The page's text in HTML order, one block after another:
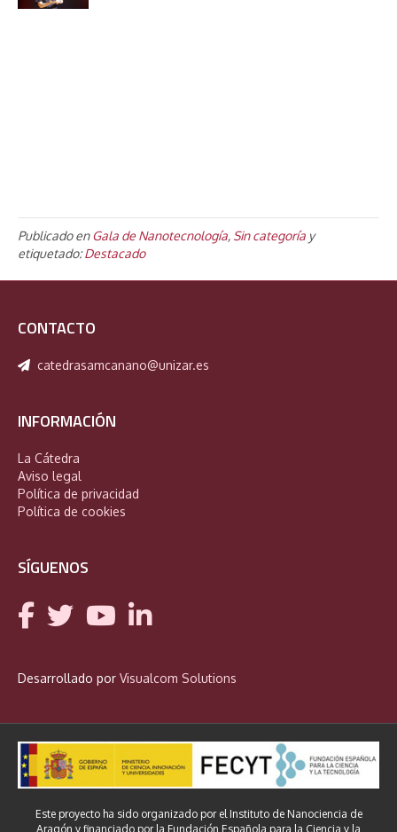
Publicado enGala de Nanotecnología, Sin categoría y
etiquetado:Destacado
CONTACTO
catedrasamcanano@unizar.es
INFORMACIÓN
La Cátedra
Aviso legal
Política de privacidad
Política de cookies
SÍGUENOS
Desarrollado por Visualcom Solutions
Este proyecto ha sido organizado por el Instituto de Nanociencia de
Aragón y financiado por la Fundación Española para la Ciencia y la